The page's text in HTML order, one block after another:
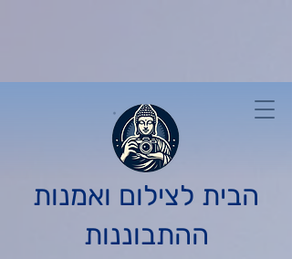
הבית לצילום ואמנות
ההתבוננות